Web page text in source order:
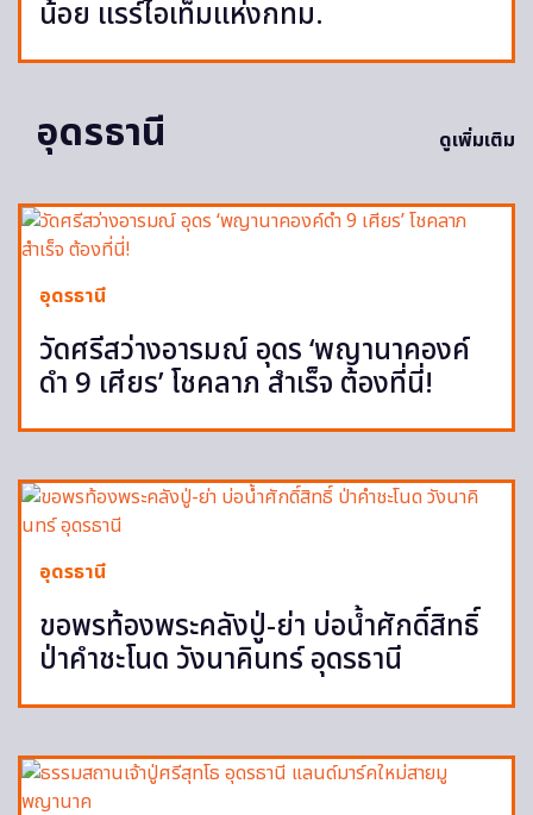
น้อย แรร์ไอเท็มแห่งกทม.
อุดรธานี ดูเพิ่มเติม
อุดรธานี
วัดศรีสว่างอารมณ์ อุดร ‘พญานาคองค์
ดำ 9 เศียร’ โชคลาภ สำเร็จ ต้องที่นี่!
อุดรธานี
ขอพรท้องพระคลังปู่-ย่า บ่อน้ำศักดิ์สิทธิ์
ป่าคำชะโนด วังนาคินทร์ อุดรธานี